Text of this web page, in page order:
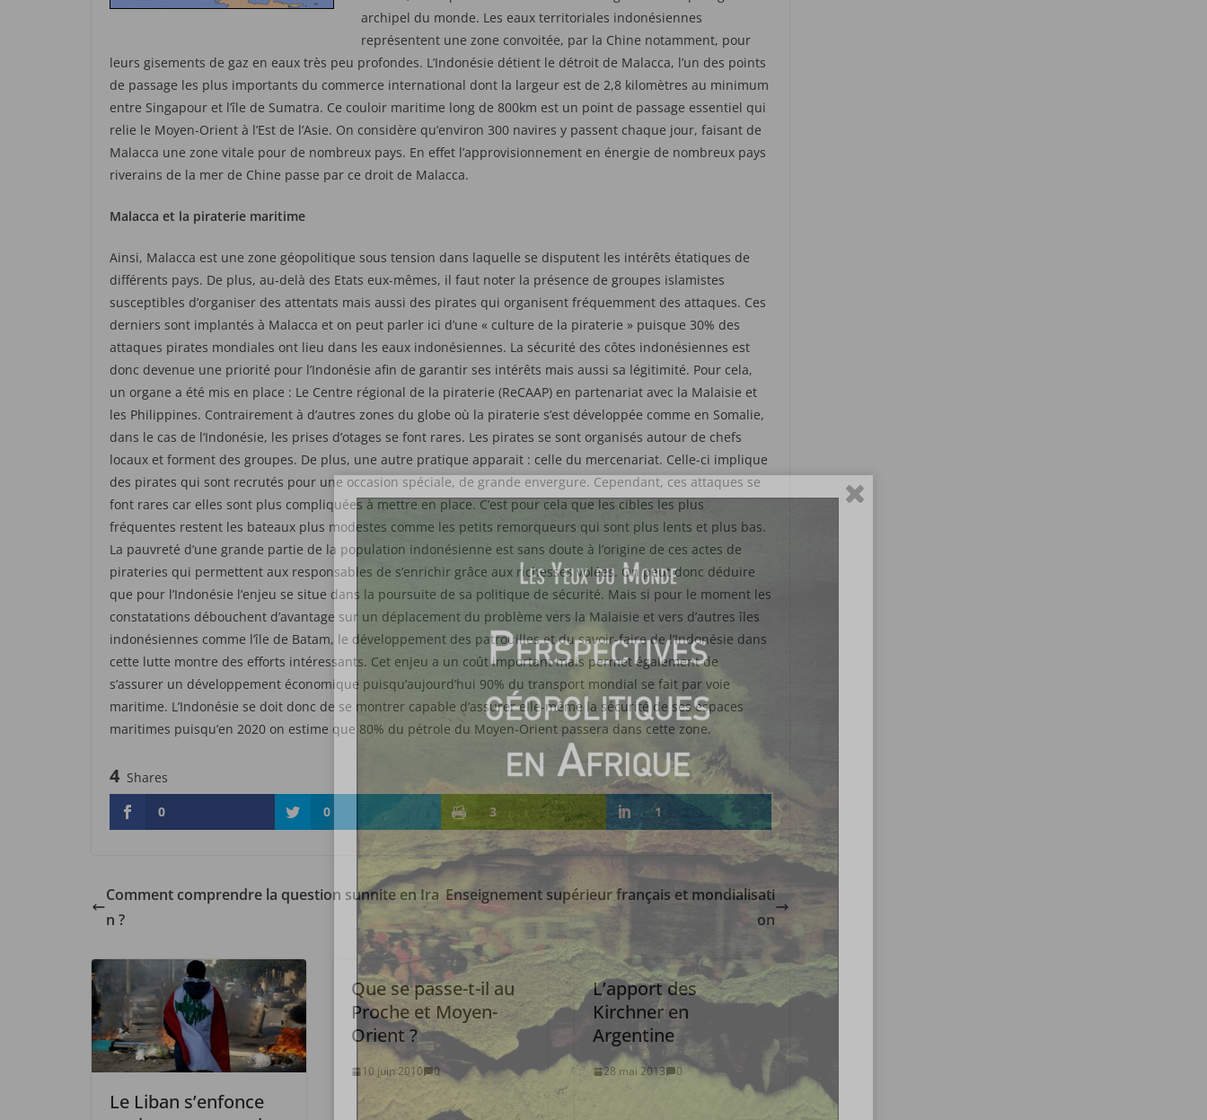
archipel du monde. Les eaux territoriales indonésiennes
représentent une zone convoitée, par la Chine notamment, pour
leurs gisements de gaz en eaux très peu profondes. L’Indonésie détient le détroit de Malacca, l’un des points
de passage les plus importants du commerce international dont la largeur est de 2,8 kilomètres au minimum
entre Singapour et l’île de Sumatra. Ce couloir maritime long de 800km est un point de passage essentiel qui
relie le Moyen-Orient à l’Est de l’Asie. On considère qu’environ 300 navires y passent chaque jour, faisant de
Malacca une zone vitale pour de nombreux pays. En effet l’approvisionnement en énergie de nombreux pays
riverains de la mer de Chine passe par ce droit de Malacca.
Malacca et la piraterie maritime
Ainsi, Malacca est une zone géopolitique sous tension dans laquelle se disputent les intérêts étatiques de
différents pays. De plus, au-delà des Etats eux-mêmes, il faut noter la présence de groupes islamistes
susceptibles d’organiser des attentats mais aussi des pirates qui organisent fréquemment des attaques. Ces
derniers sont implantés à Malacca et on peut parler ici d’une « culture de la piraterie » puisque 30% des
attaques pirates mondiales ont lieu dans les eaux indonésiennes. La sécurité des côtes indonésiennes est
donc devenue une priorité pour l’Indonésie afin de garantir ses intérêts mais aussi sa légitimité. Pour cela,
un organe a été mis en place : Le Centre régional de la piraterie (ReCAAP) en partenariat avec la Malaisie et
les Philippines. Contrairement à d’autres zones du globe où la piraterie s’est développée comme en Somalie,
dans le cas de l’Indonésie, les prises d’otages se font rares. Les pirates se sont organisés autour de chefs
locaux et forment des groupes. De plus, une autre pratique apparait : celle du mercenariat. Celle-ci implique
des pirates qui sont recrutés pour une occasion spéciale, de grande envergure. Cependant, ces attaques se
font rares car elles sont plus compliquées à mettre en place. C’est pour cela que les cibles les plus
fréquentes restent les bateaux plus modestes comme les petits remorqueurs qui sont plus lents et plus bas.
La pauvreté d’une grande partie de la population indonésienne est sans doute à l’origine de ces actes de
pirateries qui permettent aux responsables de s’enrichir grâce aux richesses volées. On peut donc déduire
que pour l’Indonésie l’enjeu se situe dans la poursuite de sa politique de sécurité. Mais si pour le moment les
constatations débouchent d’avantage sur un déplacement du problème vers la Malaisie et vers d’autres îles
indonésiennes comme l’île de Batam, le développement des patrouilles et du savoir-faire de l’Indonésie dans
cette lutte montre des efforts intéressants. Cet enjeu a un coût important mais permet également de
s’assurer un développement économique puisqu’aujourd’hui 90% du transport mondial se fait par voie
maritime. L’Indonésie se doit donc de se montrer capable d’assurer elle-même la sécurité de ses espaces
maritimes puisqu’en 2020 on estime que 80% du pétrole du Moyen-Orient passera dans cette zone.
4 Shares
0
0 3 1
Comment comprendre la question sunnite en Ira
n ?
Enseignement supérieur français et mondialisati
on
Le Liban s’enfonce
Que se passe-t-il au
Proche et Moyen-
Orient ?
10 juin 2010 0
L’apport des
Kirchner en
Argentine
28 mai 2013 0